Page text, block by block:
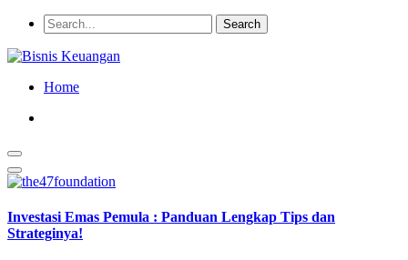
Home
Investasi Emas Pemula : Panduan Lengkap Tips dan
Strateginya!